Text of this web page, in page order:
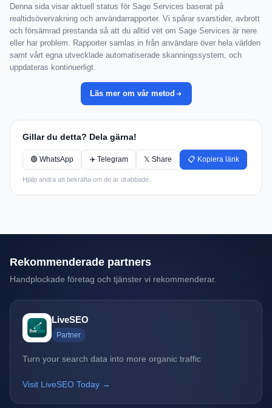
Denna sida visar aktuell status för Sage Services baserat på
realtidsövervakning och användarrapporter. Vi spårar svarstider, avbrott
och försämrad prestanda så att du alltid vet om Sage Services är nere
eller har problem. Rapporter samlas in från användare över hela världen
samt vårt egna utvecklade automatiserade skanningssystem, och
uppdateras kontinuerligt.
Läs mer om vår metod
Gillar du detta? Dela gärna!
🟢 WhatsApp ✈️ Telegram 𝕏 Share 📋 Kopiera länk
Hjälp andra att bekräfta om de är drabbade.
Rekommenderade partners
Handplockade företag och tjänster vi rekommenderar.
LiveSEO
Partner
Turn your search data into more organic traffic
Visit LiveSEO Today →